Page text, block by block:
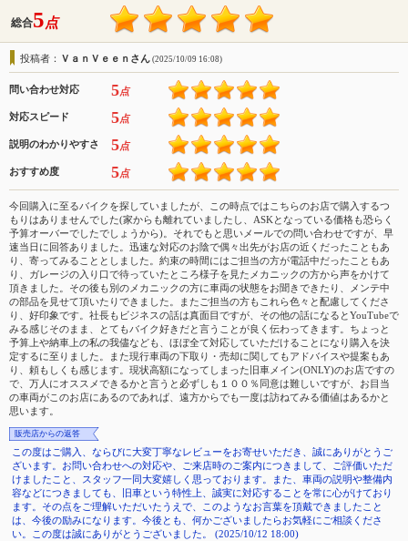
総合5点
投稿者： ＶａｎＶｅｅｎさん (2025/10/09 16:08)
問い合わせ対応 5点
対応スピード 5点
説明のわかりやすさ 5点
おすすめ度 5点
今回購入に至るバイクを探していましたが、この時点ではこちらのお店で購入するつ
もりはありませんでした(家からも離れていましたし、ASKとなっている価格も恐らく
予算オーバーでしたでしょうから)。それでもと思いメールでの問い合わせですが、早
速当日に回答ありました。迅速な対応のお陰で偶々出先がお店の近くだったこともあ
り、寄ってみることとしました。約束の時間にはご担当の方が電話中だったこともあ
り、ガレージの入り口で待っていたところ様子を見たメカニックの方から声をかけて
頂きました。その後も別のメカニックの方に車両の状態をお聞きできたり、メンテ中
の部品を見せて頂いたりできました。またご担当の方もこれら色々と配慮してくださ
り、好印象です。社長もビジネスの話は真面目ですが、その他の話になるとYouTubeで
みる感じそのまま、とてもバイク好きだと言うことが良く伝わってきます。ちょっと
予算上や納車上の私の我儘なども、ほぼ全て対応していただけることになり購入を決
定するに至りました。また現行車両の下取り・売却に関してもアドバイスや提案もあ
り、頼もしくも感じます。現状高額になってしまった旧車メイン(ONLY)のお店ですの
で、万人にオススメできるかと言うと必ずしも１００％同意は難しいですが、お目当
の車両がこのお店にあるのであれば、遠方からでも一度は訪ねてみる価値はあるかと
思います。
販売店からの返答
この度はご購入、ならびに大変丁寧なレビューをお寄せいただき、誠にありがとうご
ざいます。お問い合わせへの対応や、ご来店時のご案内につきまして、ご評価いただ
けましたこと、スタッフ一同大変嬉しく思っております。また、車両の説明や整備内
容などにつきましても、旧車という特性上、誠実に対応することを常に心がけており
ます。その点をご理解いただいたうえで、このようなお言葉を頂戴できましたこと
は、今後の励みになります。今後とも、何かございましたらお気軽にご相談くださ
い。この度は誠にありがとうございました。 (2025/10/12 18:00)